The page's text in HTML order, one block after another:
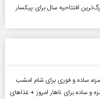
پیشنهاد خوشمزه و ساده برای ناهار امروز + غذاهای